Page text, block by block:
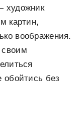
художник
картин,
воображения.
своим
без